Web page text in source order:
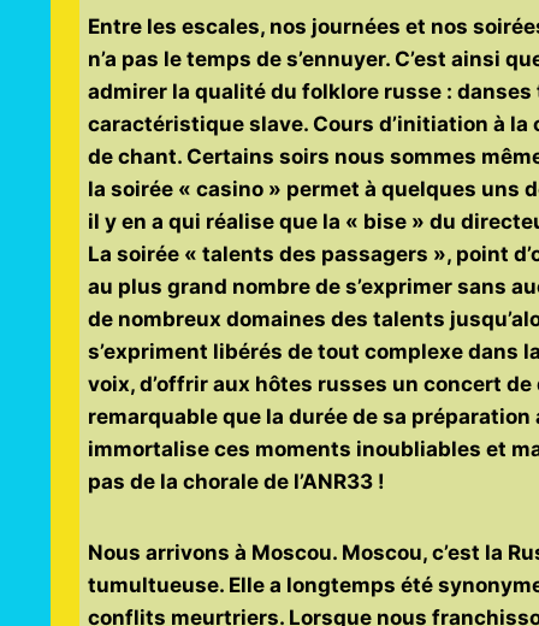
Entre les escales, nos journées et nos
n’a pas le temps de s’ennuyer. C’est ainsi
admirer la qualité du folklore russe :
caractéristique slave. Cours d’initiation à la
de chant. Certains soirs nous sommes
la soirée « casino » permet à quelques uns
il y en a qui réalise que la « bise » du
La soirée « talents des passagers », point
au plus grand nombre de s’exprimer sans
de nombreux domaines des talents
s’expriment libérés de tout complexe dans
voix, d’offrir aux hôtes russes un concert
remarquable que la durée de sa préparation
immortalise ces moments inoubliables et
pas de la chorale de l’ANR33 !
Nous arrivons à Moscou. Moscou, c’est la
tumultueuse. Elle a longtemps été
conflits meurtriers. Lorsque nous